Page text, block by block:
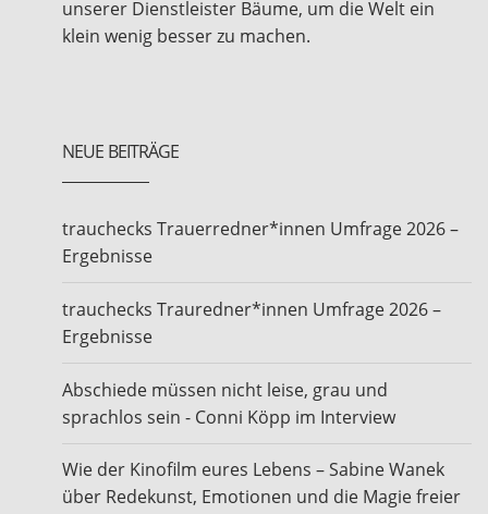
unserer Dienstleister Bäume, um die Welt ein
klein wenig besser zu machen.
NEUE BEITRÄGE
trauchecks Trauerredner*innen Umfrage 2026 –
Ergebnisse
trauchecks Trauredner*innen Umfrage 2026 –
Ergebnisse
Abschiede müssen nicht leise, grau und
sprachlos sein - Conni Köpp im Interview
Wie der Kinofilm eures Lebens – Sabine Wanek
über Redekunst, Emotionen und die Magie freier